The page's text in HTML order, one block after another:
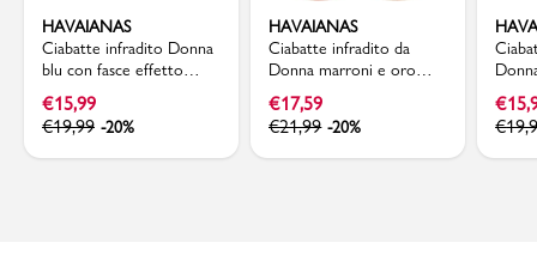
HAVAIANAS
Ciabatte infradito Donna
blu con fasce effetto
metallizzato Havaianas
€15,99
€19,99 -20%
HAVAIANAS
Ciabatte infradito da
Donna marroni e oro
Havaianas Elegance Print
€17,59
€21,99 -20%
€
€